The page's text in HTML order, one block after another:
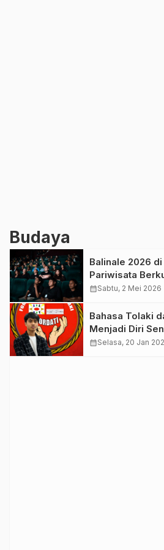
Budaya
Balinale 2026
Pariwisata
Industri Kreatif
calendar_monthSabtu, 2 Mei 2026
Bahasa Tolaki
Menjadi Diri
calendar_monthSelasa, 20 Jan